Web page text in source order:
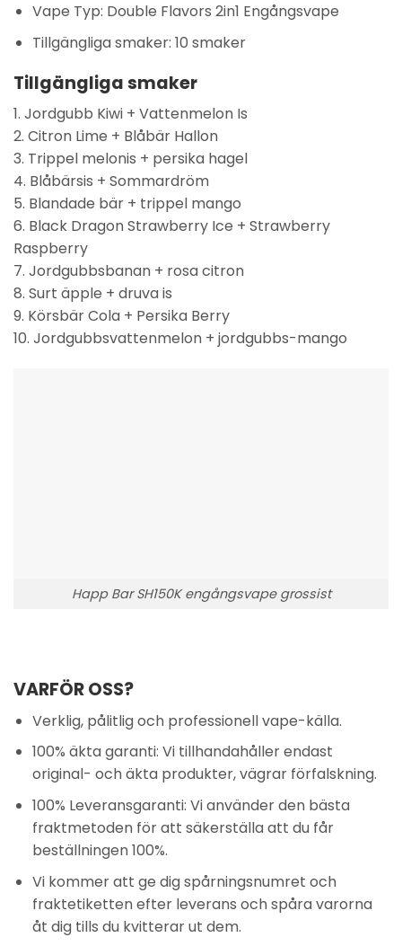
Vape Typ: Double Flavors 2in1 Engångsvape
Tillgängliga smaker: 10 smaker
Tillgängliga smaker
1. Jordgubb Kiwi + Vattenmelon Is
2. Citron Lime + Blåbär Hallon
3. Trippel melonis + persika hagel
4. Blåbärsis + Sommardröm
5. Blandade bär + trippel mango
6. Black Dragon Strawberry Ice + Strawberry
Raspberry
7. Jordgubbsbanan + rosa citron
8. Surt äpple + druva is
9. Körsbär Cola + Persika Berry
10. Jordgubbsvattenmelon + jordgubbs-mango
Happ Bar SH150K engångsvape grossist
VARFÖR OSS?
Verklig, pålitlig och professionell vape-källa.
100% äkta garanti: Vi tillhandahåller endast
original- och äkta produkter, vägrar förfalskning.
100% Leveransgaranti: Vi använder den bästa
fraktmetoden för att säkerställa att du får
beställningen 100%.
Vi kommer att ge dig spårningsnumret och
fraktetiketten efter leverans och spåra varorna
åt dig tills du kvitterar ut dem.